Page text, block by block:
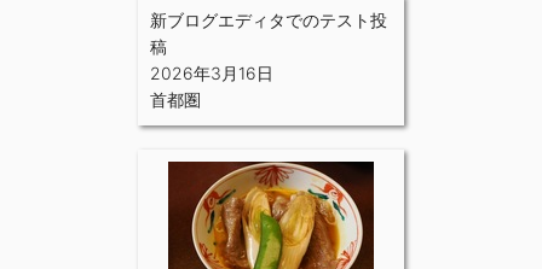
新ブログエディタでのテスト投
稿
2026年3月16日
首都圏